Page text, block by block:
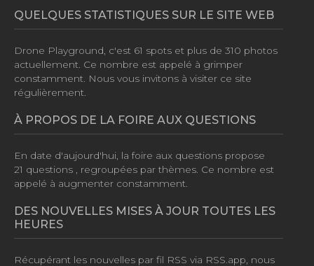
QUELQUES STATISTIQUES SUR LE SITE WEB
Drone Playground, c'est 61 spots et plus de 310 photos
actuellement. Ce nombre est appelé à grimper
constamment. Nous vous invitons à visiter ce site
régulièrement.
À PROPOS DE LA FOIRE AUX QUESTIONS
En date d'aujourd'hui, la foire aux questions propose
21 questions , regroupées par thèmes. Ce nombre est
appelé à augmenter constamment.
DES NOUVELLES MISES À JOUR TOUTES LES
HEURES
Récupérant les nouvelles par fil RSS via RSS.app, nous